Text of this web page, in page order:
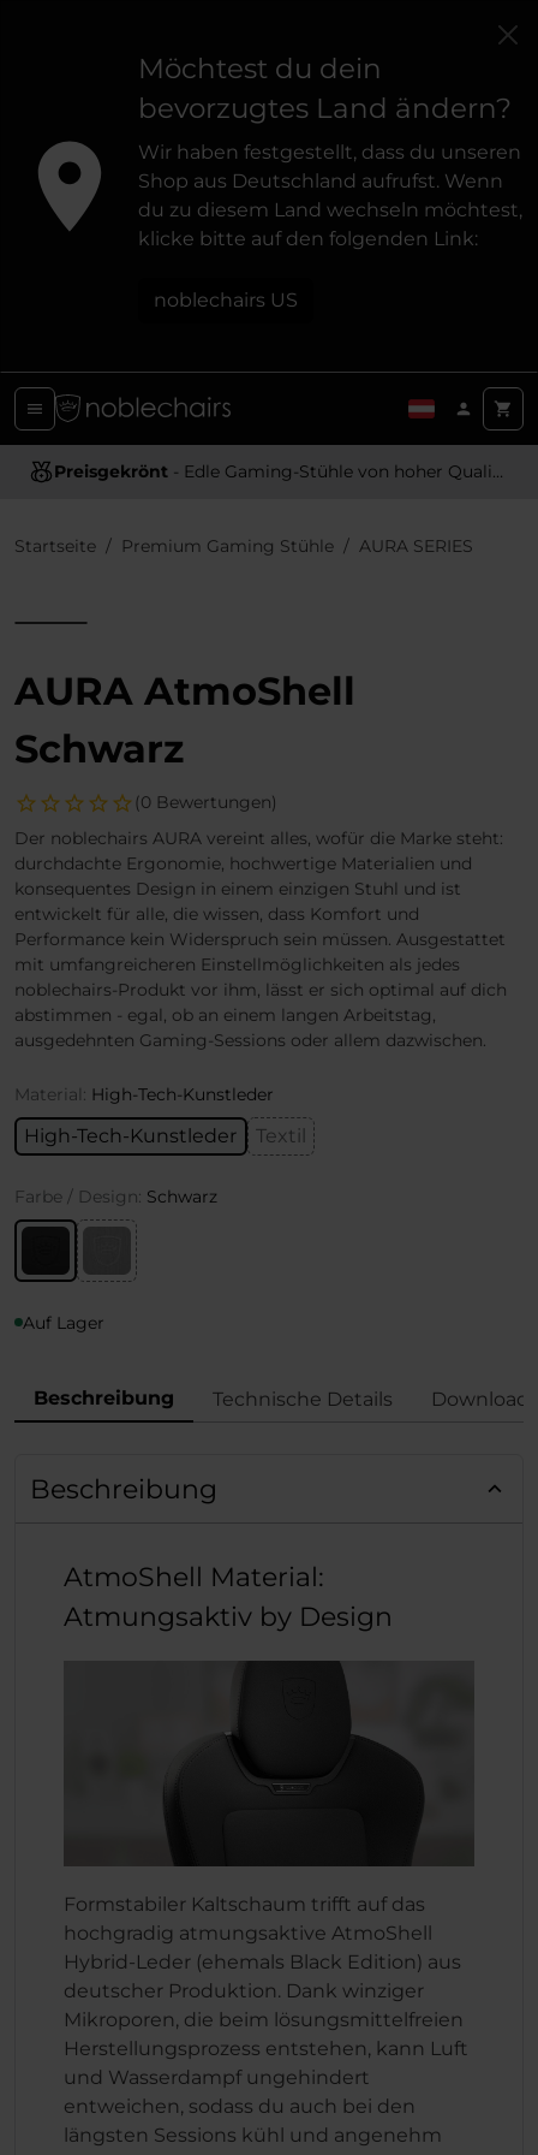
Möchtest du dein
bevorzugtes Land ändern?
Wir haben festgestellt, dass du unseren
Shop aus Deutschland aufrufst. Wenn
du zu diesem Land wechseln möchtest,
klicke bitte auf den folgenden Link:
noblechairs US
Preisgekrönt - Edle Gaming-Stühle von hoher Qualität
Startseite Premium Gaming Stühle AURA SERIES
AURA AtmoShell
Schwarz
(0 Bewertungen)
Der noblechairs AURA vereint alles, wofür die Marke steht:
durchdachte Ergonomie, hochwertige Materialien und
konsequentes Design in einem einzigen Stuhl und ist
entwickelt für alle, die wissen, dass Komfort und
Performance kein Widerspruch sein müssen. Ausgestattet
mit umfangreicheren Einstellmöglichkeiten als jedes
noblechairs-Produkt vor ihm, lässt er sich optimal auf dich
abstimmen - egal, ob an einem langen Arbeitstag,
ausgedehnten Gaming-Sessions oder allem dazwischen.
Material: High-Tech-Kunstleder
High-Tech-Kunstleder Textil
Farbe / Design: Schwarz
Auf Lager
Beschreibung Technische Details Downloads
Beschreibung
AtmoShell Material:
Atmungsaktiv by Design
Formstabiler Kaltschaum trifft auf das
hochgradig atmungsaktive AtmoShell
Hybrid-Leder (ehemals Black Edition) aus
deutscher Produktion. Dank winziger
Mikroporen, die beim lösungsmittelfreien
Herstellungsprozess entstehen, kann Luft
und Wasserdampf ungehindert
entweichen, sodass du auch bei den
längsten Sessions kühl und angenehm